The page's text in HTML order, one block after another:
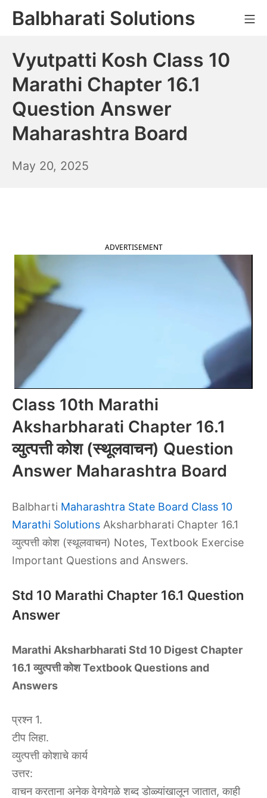
SkipBalbharati Solutions
Vyutpatti Kosh Class 10
Marathi Chapter 16.1
Question Answer
Maharashtra Board
May 20, 2025
ADVERTISEMENT
Class 10th Marathi
Aksharbharati Chapter 16.1
व्युत्पत्ती कोश (स्थूलवाचन) Question
Answer Maharashtra Board
Balbharti Maharashtra State Board Class 10
Marathi Solutions Aksharbharati Chapter 16.1
व्युत्पत्ती कोश (स्थूलवाचन) Notes, Textbook Exercise
Important Questions and Answers.
Std 10 Marathi Chapter 16.1 Question
Answer
Marathi Aksharbharati Std 10 Digest Chapter
16.1 व्युत्पत्ती कोश Textbook Questions and
Answers
प्रश्न 1.
टीप लिहा.
व्युत्पत्ती कोशाचे कार्य
उत्तर:
वाचन करताना अनेक वेगवेगळे शब्द डोळ्यांखालून जातात, काही